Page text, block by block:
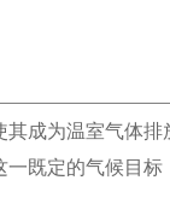
成为温室气体排
既定的气候目标